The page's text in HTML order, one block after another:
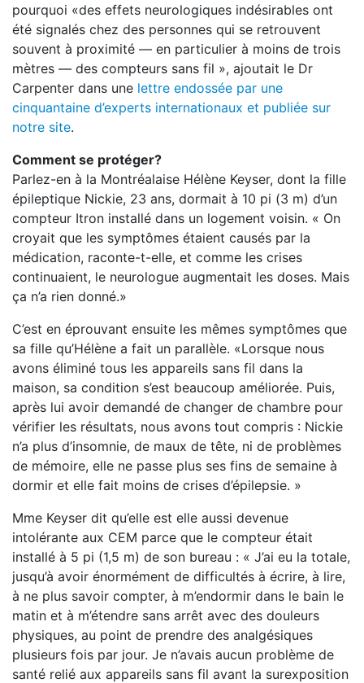
pourquoi «des effets neurologiques indésirables ont
été signalés chez des personnes qui se retrouvent
souvent à proximité — en particulier à moins de trois
mètres — des compteurs sans fil », ajoutait le Dr
Carpenter dans une lettre endossée par une
cinquantaine d’experts internationaux et publiée sur
notre site.
Comment se protéger?
Parlez­-en à la Montréalaise Hélène Keyser, dont la fille
épileptique Nickie, 23 ans, dormait à 10 pi (3 m) d’un
compteur Itron installé dans un logement voisin. « On
croyait que les symptômes étaient causés par la
médication, raconte-­t-­elle, et comme les crises
continuaient, le neurologue augmentait les doses. Mais
ça n’a rien donné.»
C’est en éprouvant ensuite les mêmes symptômes que
sa fille qu’Hélène a fait un parallèle. «Lorsque nous
avons éliminé tous les appareils sans fil dans la
maison, sa condition s’est beaucoup améliorée. Puis,
après lui avoir demandé de changer de chambre pour
vérifier les résultats, nous avons tout compris : Nickie
n’a plus d’insomnie, de maux de tête, ni de problèmes
de mémoire, elle ne passe plus ses fins de semaine à
dormir et elle fait moins de crises d’épilepsie. »
Mme Keyser dit qu’elle est elle aussi devenue
intolérante aux CEM parce que le compteur était
installé à 5 pi (1,5 m) de son bureau : « J’ai eu la totale,
jusqu’à avoir énormément de difficultés à écrire, à lire,
à ne plus savoir compter, à m’endormir dans le bain le
matin et à m’étendre sans arrêt avec des douleurs
physiques, au point de prendre des analgésiques
plusieurs fois par jour. Je n’avais aucun problème de
santé relié aux appareils sans fil avant la surexposition